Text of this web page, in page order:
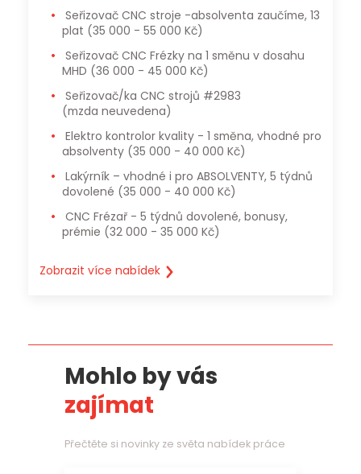
plat (35 000 - 55 000 Kč)
MHD (36 000 - 45 000 Kč)
Seřizovač/ka CNC strojů #2983
(mzda neuvedena)
absolventy (35 000 - 40 000 Kč)
dovolené (35 000 - 40 000 Kč)
prémie (32 000 - 35 000 Kč)
Zobrazit více nabídek
Mohlo by vás
zajímat
Přečtěte si novinky ze světa nabídek práce